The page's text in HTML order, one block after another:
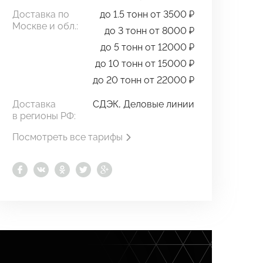
Доставка по
Москве и обл.:
до 1.5 тонн от 3500 ₽
до 3 тонн от 8000 ₽
до 5 тонн от 12000 ₽
до 10 тонн от 15000 ₽
до 20 тонн от 22000 ₽
Доставка
в регионы РФ:
СДЭК, Деловые линии
Посмотреть все тарифы